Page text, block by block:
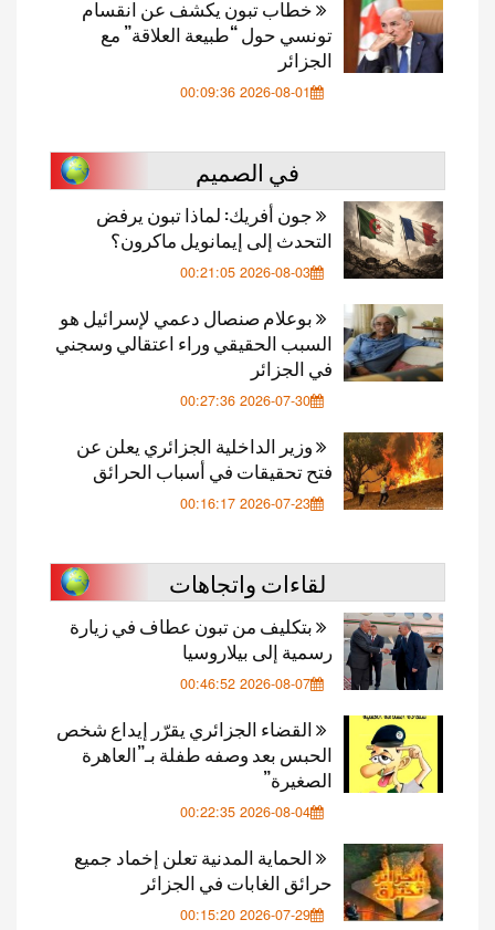
خطاب تبون يكشف عن انقسام
تونسي حول “طبيعة العلاقة” مع
الجزائر
2026-08-01 00:09:36
في الصميم
جون أفريك: لماذا تبون يرفض
التحدث إلى إيمانويل ماكرون؟
2026-08-03 00:21:05
بوعلام صنصال دعمي لإسرائيل هو
السبب الحقيقي وراء اعتقالي وسجني
في الجزائر
2026-07-30 00:27:36
وزير الداخلية الجزائري يعلن عن
فتح تحقيقات في أسباب الحرائق
2026-07-23 00:16:17
لقاءات واتجاهات
بتكليف من تبون عطاف في زيارة
رسمية إلى بيلاروسيا
2026-08-07 00:46:52
القضاء الجزائري يقرّر إيداع شخص
الحبس بعد وصفه طفلة بـ”العاهرة
الصغيرة”
2026-08-04 00:22:35
الحماية المدنية تعلن إخماد جميع
حرائق الغابات في الجزائر
2026-07-29 00:15:20